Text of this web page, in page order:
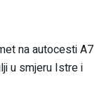
na autocesti A7
u smjeru Istre i